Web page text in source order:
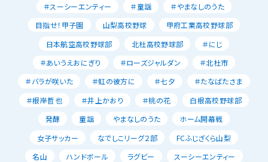
＃スーシーエンティー
＃童謡
＃やまなしのうた
目指せ！甲子園
山梨高校野球
甲府工業高校野球部
日本航空高校野球部
北杜高校野球部
＃にじ
＃あいうえおにぎり
＃ローズジャルダン
＃北杜市
＃バラが咲いた
＃虹の彼方に ＃七夕
＃たなばたさま
＃根岸哲也
＃井上かおり ＃桃の花
白根高校野球部
発酵
童謡 やまなしのうた
ホーム開幕戦
女子サッカー
なでしこリーグ２部
FCふじざくら山梨
名山
ハンドボール ラグビー
スーシーエンティー